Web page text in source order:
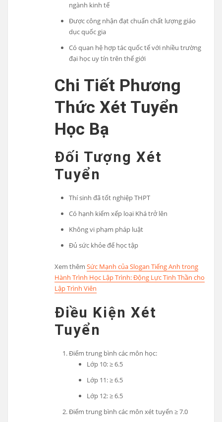
ngành kinh tế
Được công nhận đạt chuẩn chất lượng giáo
dục quốc gia
Có quan hệ hợp tác quốc tế với nhiều trường
đại học uy tín trên thế giới
Chi Tiết Phương
Thức Xét Tuyển
Học Bạ
Đối Tượng Xét
Tuyển
Thí sinh đã tốt nghiệp THPT
Có hạnh kiểm xếp loại Khá trở lên
Không vi phạm pháp luật
Đủ sức khỏe để học tập
Xem thêmSức Mạnh của Slogan Tiếng Anh trong
Hành Trình Học Lập Trình: Động Lực Tinh Thần cho
Lập Trình Viên
Điều Kiện Xét
Tuyển
Điểm trung bình các môn học:
Lớp 10: ≥ 6.5
Lớp 11: ≥ 6.5
Lớp 12: ≥ 6.5
Điểm trung bình các môn xét tuyển ≥ 7.0